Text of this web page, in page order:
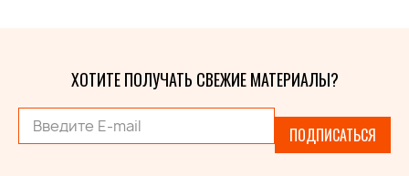
ХОТИТЕ ПОЛУЧАТЬ СВЕЖИЕ МАТЕРИАЛЫ?
ПОДПИСАТЬСЯ